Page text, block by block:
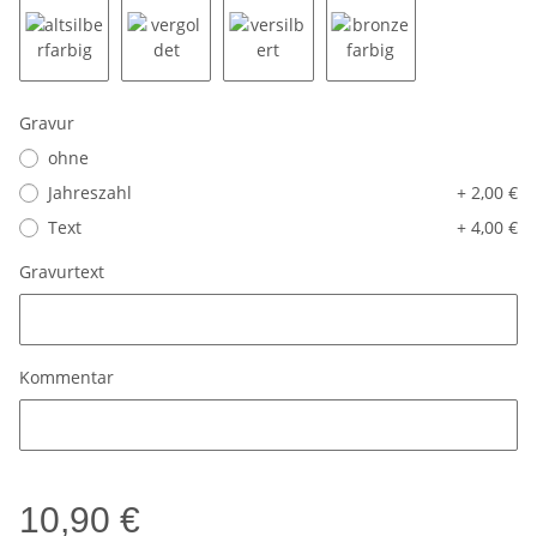
Gravur
ohne
Jahreszahl
+ 2,00 €
Text
+ 4,00 €
Gravurtext
Kommentar
10,90 €